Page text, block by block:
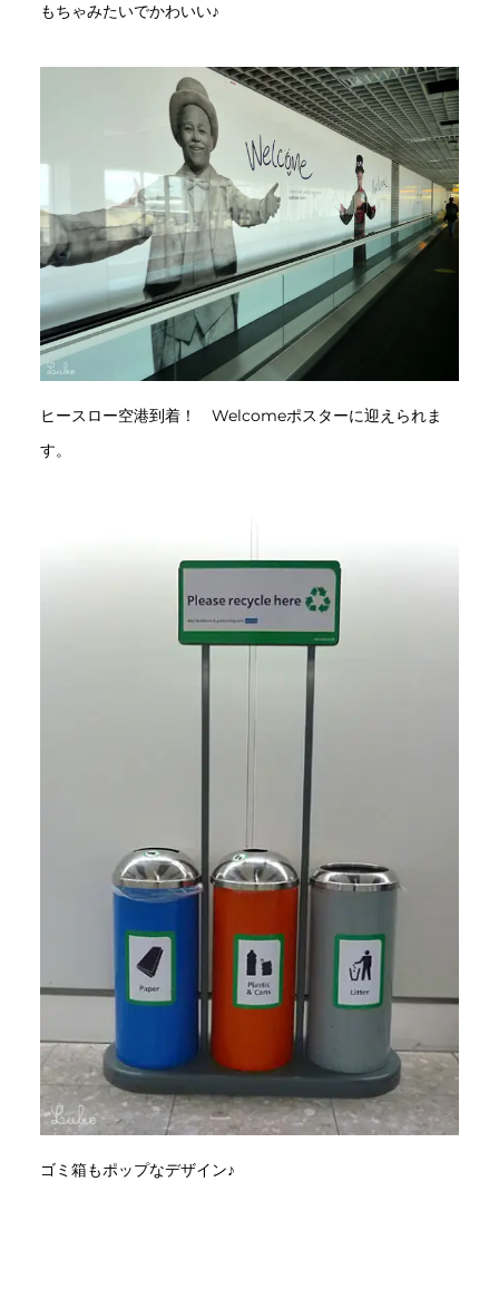
もちゃみたいでかわいい♪
ヒースロー空港到着！ Welcomeポスターに迎えられま
す。
ゴミ箱もポップなデザイン♪